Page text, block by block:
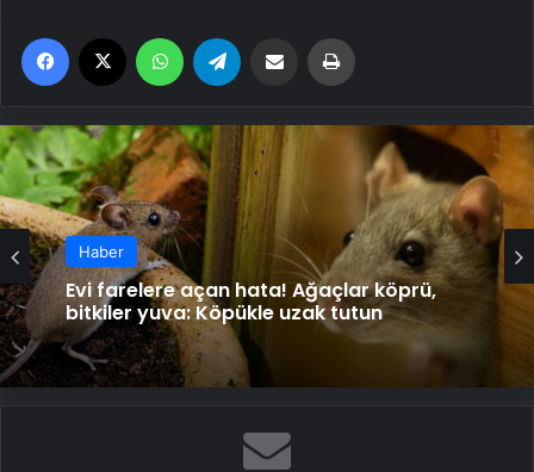
Facebook WhatsApp Email'den paylaş
Haber
Evi farelere açan hata! Ağaçlar köprü,
bitkiler yuva: Köpükle uzak tutun